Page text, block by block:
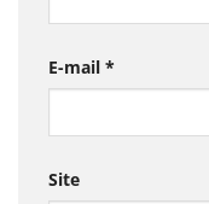
E-mail *
Site